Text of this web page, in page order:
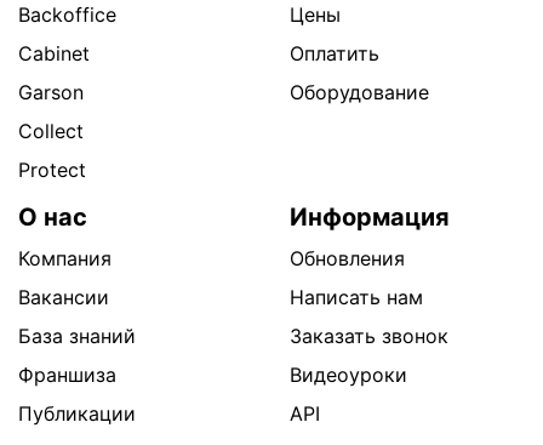
Backoffice
Cabinet
Garson
Collect
Protect
Цены
Оплатить
Оборудование
О нас
Компания
Вакансии
База знаний
Франшиза
Публикации
Информация
Обновления
Написать нам
Заказать звонок
Видеоуроки
API